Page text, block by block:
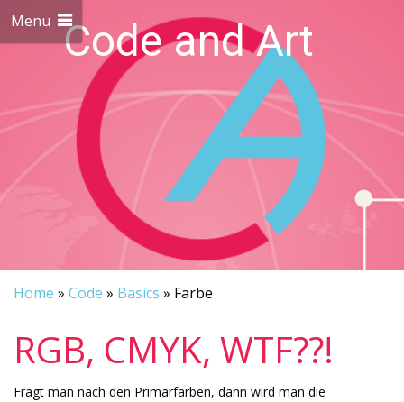
Code and Art
We love Code and Art
Menu
Home » Code » Basics » Farbe
RGB, CMYK, WTF??!
Fragt man nach den Primärfarben, dann wird man die